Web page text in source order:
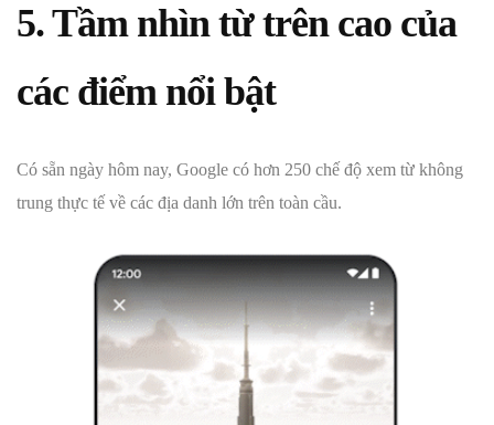
5. Tầm nhìn từ trên cao của
các điểm nổi bật
Có sẵn ngày hôm nay, Google có hơn 250 chế độ xem từ không
trung thực tế về các địa danh lớn trên toàn cầu.